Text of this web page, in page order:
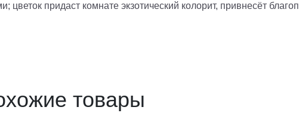
цветок придаст комнате экзотический колорит, привнесёт
товары